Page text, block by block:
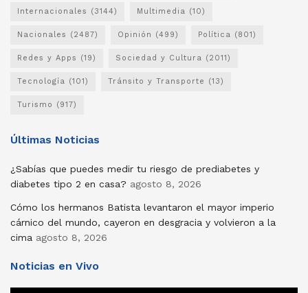
Internacionales (3144) Multimedia (10)
Nacionales (2487) Opinión (499) Política (801)
Redes y Apps (19) Sociedad y Cultura (2011)
Tecnología (101) Tránsito y Transporte (13)
Turismo (917)
Últimas Noticias
¿Sabías que puedes medir tu riesgo de prediabetes y
diabetes tipo 2 en casa? agosto 8, 2026
Cómo los hermanos Batista levantaron el mayor imperio
cárnico del mundo, cayeron en desgracia y volvieron a la
cima agosto 8, 2026
Noticias en Vivo